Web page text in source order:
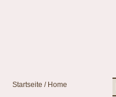
Startseite / Home